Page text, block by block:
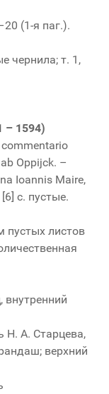
(1-я паг.).
чернила; т. 1,
– 1594)
commentario
Oppijck. –
Ioannis Maire,
с. пустые.
пустых листов
внутренний
Н. А. Старцева,
верхний